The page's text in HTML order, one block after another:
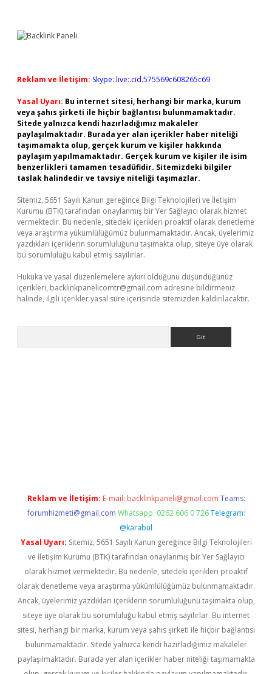
Reklam ve İletişim: Skype: live:.cid.575569c608265c69
Yasal Uyarı: Bu internet sitesi, herhangi bir marka, kurum
veya şahıs şirketi ile hiçbir bağlantısı bulunmamaktadır.
Sitede yalnızca kendi hazırladığımız makaleler
paylaşılmaktadır. Burada yer alan içerikler haber niteliği
taşımamakta olup, gerçek kurum ve kişiler hakkında
paylaşım yapılmamaktadır. Gerçek kurum ve kişiler ile isim
benzerlikleri tamamen tesadüfidir. Sitemizdeki bilgiler
taslak halindedir ve tavsiye niteliği taşımazlar.
Sitemiz, 5651 Sayılı Kanun gereğince Bilgi Teknolojileri ve İletişim
Kurumu (BTK) tarafından onaylanmış bir Yer Sağlayıcı olarak hizmet
vermektedir. Bu nedenle, sitedeki içerikleri proaktif olarak denetleme
veya araştırma yükümlülüğümüz bulunmamaktadır. Ancak, üyelerimiz
yazdıkları içeriklerin sorumluluğunu taşımakta olup, siteye üye olarak
bu sorumluluğu kabul etmiş sayılırlar.
Hukuka ve yasal düzenlemelere aykırı olduğunu düşündüğünüz
içerikleri, backlinkpanelicomtr@gmail.com adresine bildirmeniz
halinde, ilgili içerikler yasal süre içerisinde sitemizden kaldırılacaktır.
Reklam ve İletişim: E-mail: backlinkpaneli@gmail.com Teams:
forumhizmeti@gmail.com Whatsapp: 0262 606 0 726 Telegram:
@karabul
Yasal Uyarı: Sitemiz, 5651 Sayılı Kanun gereğince Bilgi Teknolojileri
ve İletişim Kurumu (BTK) tarafından onaylanmış bir Yer Sağlayıcı
olarak hizmet vermektedir. Bu nedenle, sitedeki içerikleri proaktif
olarak denetleme veya araştırma yükümlülüğümüz bulunmamaktadır.
Ancak, üyelerimiz yazdıkları içeriklerin sorumluluğunu taşımakta olup,
siteye üye olarak bu sorumluluğu kabul etmiş sayılırlar. Bu internet
sitesi, herhangi bir marka, kurum veya şahıs şirketi ile hiçbir bağlantısı
bulunmamaktadır. Sitede yalnızca kendi hazırladığımız makaleler
paylaşılmaktadır. Burada yer alan içerikler haber niteliği taşımamakta